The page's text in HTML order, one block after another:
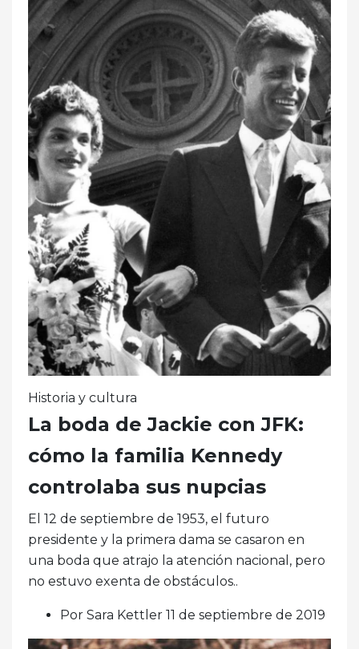
Historia y cultura
La boda de Jackie con JFK:
cómo la familia Kennedy
controlaba sus nupcias
El 12 de septiembre de 1953, el futuro
presidente y la primera dama se casaron en
una boda que atrajo la atención nacional, pero
no estuvo exenta de obstáculos..
Por Sara Kettler 11 de septiembre de 2019